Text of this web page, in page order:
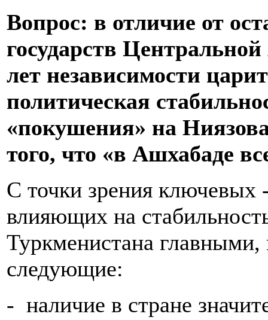
Вопрос: в отличие от
государств
лет независимости
политическая
«покушения» на
того, что «в Ашхабаде
С точки зрения ключевых
влияющих на
Туркменистана главными,
следующие:
- наличие в стране